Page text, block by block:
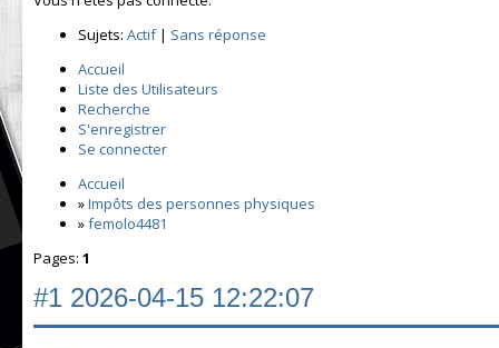
Sujets: Actif| Sans réponse
Accueil
Liste des Utilisateurs
Recherche
S'enregistrer
Se connecter
Accueil
»Impôts des personnes physiques
»femolo4481
Pages: 1
#1 2026-04-15 12:22:07